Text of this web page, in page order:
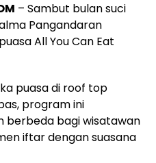
– Sambut bulan suci
Pangandaran
All You Can Eat
puasa di roof top
program ini
berbeda bagi wisatawan
iftar dengan suasana